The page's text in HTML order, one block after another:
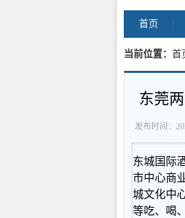
首页
当前位置： 首
东莞
发布时间：
东城国际
市中心商
城文化中
等吃、喝